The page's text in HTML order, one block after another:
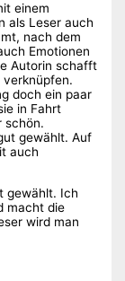
einem
als Leser auch
nach dem
Emotionen
Autorin schafft
verknüpfen.
doch ein paar
in Fahrt
schön.
gewählt. Auf
auch
gewählt. Ich
macht die
wird man